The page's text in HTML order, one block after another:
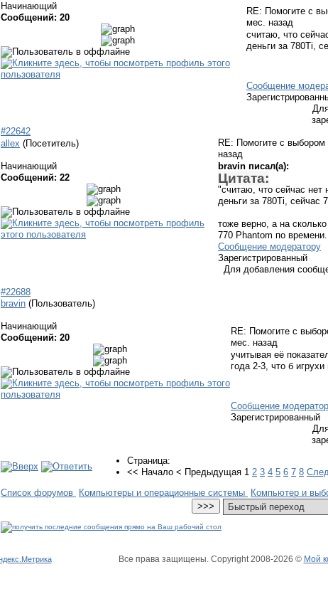
Начинающий
Сообщений: 20
RE: Помогите с
мес. назад
считаю, что
деньги за 780Ti,
Сообщение
#22642
allex (Посетитель)
Начинающий
Сообщений: 22
RE: Помогите с выбором
назад
bravin писал(а):
Цитата:
"считаю, что сейчас нет
деньги за 780Ti, сейчас
тоже верно, а на
770 Phantom по
Сообщение модератору
Зарегистрированный
Для добавления
#22688
bravin (Пользователь)
Начинающий
Сообщений: 20
RE: Помогите с
мес. назад
учитывая её
года 2-3, что б
Сообщение
Зарегистрированный
Страница:
<< Начало < Предыдущая 1 2 3 4 5 6 7 8
Список форумов
Компьютеры и операционные системы Компьютер и
Все права защищены. Copyright2008-2026 © Мой